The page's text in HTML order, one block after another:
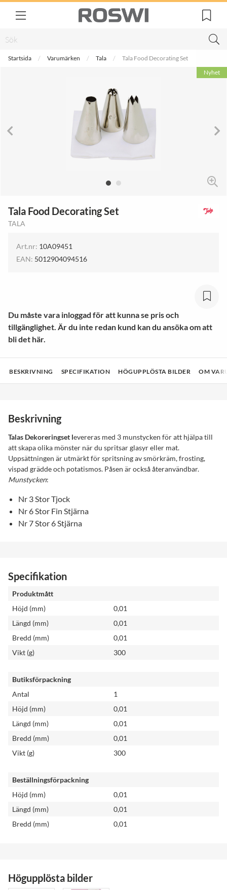
Startsida Varumärken Tala
Tala Food Decorating Set
Nyhet
Tala Food Decorating Set
TALA
Art.nr: 10A09451
EAN: 5012904094516
Du måste vara inloggad för att kunna se pris och
tillgänglighet. Är du inte redan kund kan du ansöka om att
bli det här.
BESKRIVNING SPECIFIKATION HÖGUPPLÖSTA BILDER OM
Beskrivning
Talas Dekoreringset levereras med 3 munstycken för att hjälpa till
att skapa olika mönster när du spritsar glasyr eller mat.
Uppsättningen är utmärkt för spritsning av smörkräm, frosting,
vispad grädde och potatismos. Påsen är också återanvändbar.
Munstycken:
Nr 3 Stor Tjock
Nr 6 Stor Fin Stjärna
Nr 7 Stor 6 Stjärna
Specifikation
Produktmått
Höjd (mm)
0,01
Längd (mm)
0,01
Bredd (mm)
0,01
Vikt (g)
300
Butiksförpackning
Antal
1
Höjd (mm)
0,01
Längd (mm)
0,01
Bredd (mm)
0,01
Vikt (g)
300
Beställningsförpackning
Höjd (mm)
0,01
Längd (mm)
0,01
Bredd (mm)
0,01
Högupplösta bilder